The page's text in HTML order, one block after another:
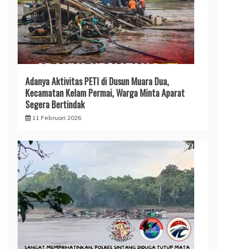
Adanya Aktivitas PETI di Dusun Muara Dua,
Kecamatan Kelam Permai, Warga Minta Aparat
Segera Bertindak
11 Februari 2026